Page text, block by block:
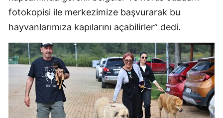
fotokopisi ile merkezimize başvurarak bu
hayvanlarımıza kapılarını açabilirler” dedi.